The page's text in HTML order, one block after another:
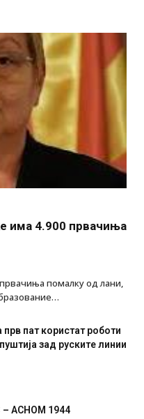
има 4.900 првачиња
помалку од лани,
прв пат користат роботи
зад руските линии
– АСНОМ 1944